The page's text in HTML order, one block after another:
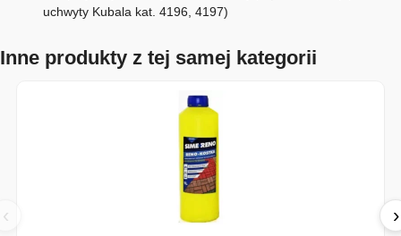
uchwyty Kubala kat. 4196, 4197)
Inne produkty z tej samej kategorii
‹ ›